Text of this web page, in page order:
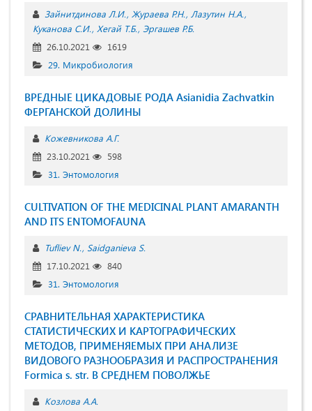
Зайнитдинова Л.И. Жураева Р.Н.
Лазутин Н.А.
Куканова С.И. Хегай Т.Б. Эргашев Р.Б.
26.10.2021
1619
29. Микробиология
ВРЕДНЫЕ ЦИКАДОВЫЕ РОДА Asianidia Zachvatkin
ФЕРГАНСКОЙ ДОЛИНЫ
Кожевникова А.Г.
23.10.2021
598
31. Энтомология
CULTIVATION OF THE MEDICINAL PLANT AMARANTH
AND ITS ENTOMOFAUNA
Tufliev N. Saidganieva S.
17.10.2021
840
31. Энтомология
СРАВНИТЕЛЬНАЯ ХАРАКТЕРИСТИКА
СТАТИСТИЧЕСКИХ И КАРТОГРАФИЧЕСКИХ
МЕТОДОВ, ПРИМЕНЯЕМЫХ ПРИ АНАЛИЗЕ
ВИДОВОГО РАЗНООБРАЗИЯ И РАСПРОСТРАНЕНИЯ
Formica s. str. В СРЕДНЕМ ПОВОЛЖЬЕ
Козлова А.А.